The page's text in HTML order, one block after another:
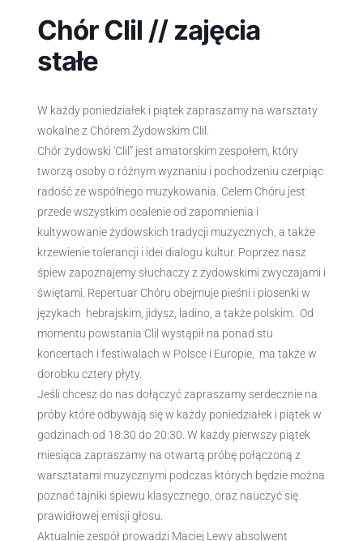
Chór Clil // zajęcia
stałe
W każdy poniedziałek i piątek zapraszamy na warsztaty
wokalne z Chórem Żydowskim Clil.
Chór żydowski 'Clil” jest amatorskim zespołem, który
tworzą osoby o różnym wyznaniu i pochodzeniu czerpiąc
radość ze wspólnego muzykowania. Celem Chóru jest
przede wszystkim ocalenie od zapomnienia i
kultywowanie żydowskich tradycji muzycznych, a także
krzewienie tolerancji i idei dialogu kultur. Poprzez nasz
śpiew zapoznajemy słuchaczy z żydowskimi zwyczajami i
świętami. Repertuar Chóru obejmuje pieśni i piosenki w
językach hebrajskim, jidysz, ladino, a także polskim. Od
momentu powstania Clil wystąpił na ponad stu
koncertach i festiwalach w Polsce i Europie, ma także w
dorobku cztery płyty.
Jeśli chcesz do nas dołączyć zapraszamy serdecznie na
próby które odbywają się w każdy poniedziałek i piątek w
godzinach od 18:30 do 20:30. W każdy pierwszy piątek
miesiąca zapraszamy na otwartą próbę połączoną z
warsztatami muzycznymi podczas których będzie można
poznać tajniki śpiewu klasycznego, oraz nauczyć się
prawidłowej emisji głosu.
Aktualnie zespół prowadzi Maciej Lewy absolwent